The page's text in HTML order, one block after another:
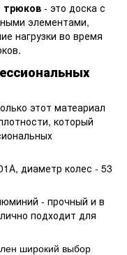
трюков- это доска с
элементами,
нагрузки во время
этот матеариал
который
диаметр колес - 53
- прочный и в
подходит для
широкий выбор